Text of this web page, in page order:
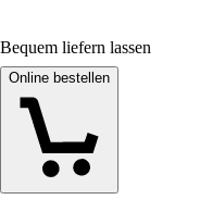
Bequem liefern lassen
Online bestellen